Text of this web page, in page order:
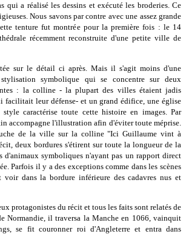
qui a réalisé les dessins et exécuté les broderies. Ce
Nous savons par contre avec une assez grande
tenture fut montrée pour la première fois : le 14
récemment reconstruite d'une petite ville de
sur le détail ci après. Mais il s'agit moins d'une
symbolique qui se concentre sur deux
: la colline - la plupart des villes étaient jadis
facilitait leur défense- et un grand édifice, une église
caractérise toute cette histoire en images. Par
accompagne l'illustration afin d'éviter toute méprise.
de la ville sur la colline "Ici Guillaume vint à
deux bordures s'étirent sur toute la longueur de la
d'animaux symboliques n'ayant pas un rapport direct
Parfois il y a des exceptions comme dans les scènes
dans la bordure inférieure des cadavres nus et
protagonistes du récit et tous les faits sont relatés de
Normandie, il traversa la Manche en 1066, vainquit
se fit couronner roi d'Angleterre et entra dans